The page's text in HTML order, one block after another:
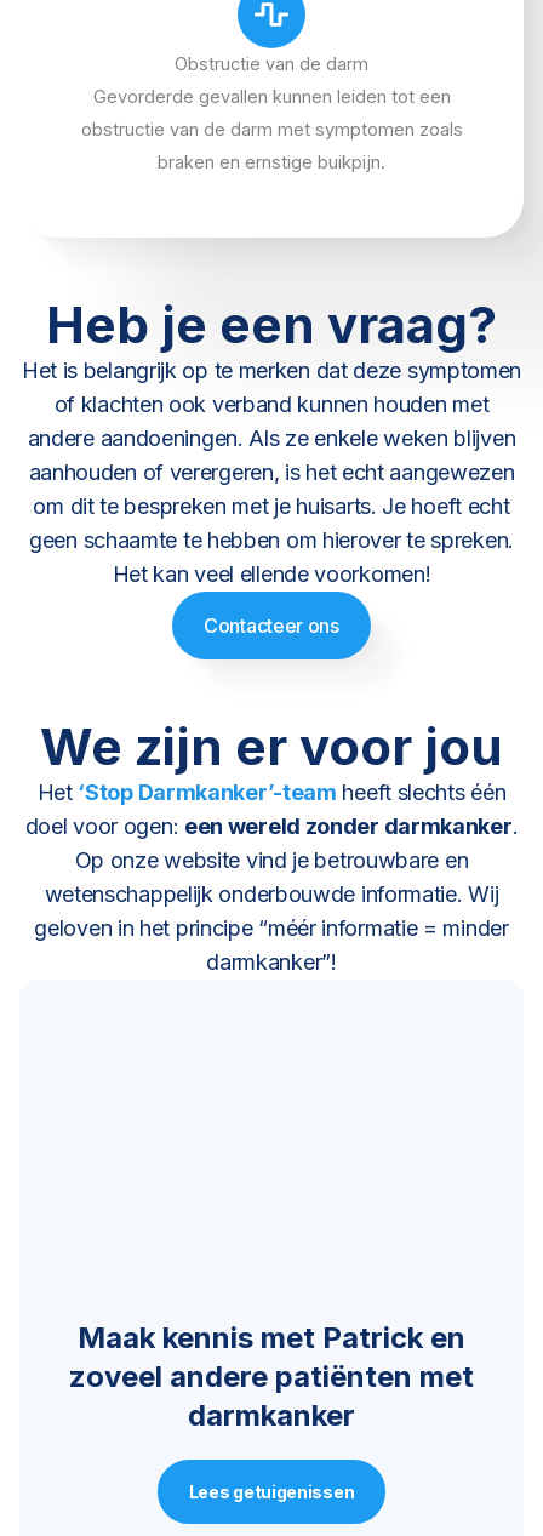
Obstructie van de darm
Gevorderde gevallen kunnen leiden tot een
obstructie van de darm met symptomen zoals
braken en ernstige buikpijn.
Heb je een vraag?
Het is belangrijk op te merken dat deze symptomen
of klachten ook verband kunnen houden met
andere aandoeningen. Als ze enkele weken blijven
aanhouden of verergeren, is het echt aangewezen
om dit te bespreken met je huisarts. Je hoeft echt
geen schaamte te hebben om hierover te spreken.
Het kan veel ellende voorkomen!
Contacteer ons
We zijn er voor jou
Het ‘Stop Darmkanker’-team heeft slechts één
doel voor ogen: een wereld zonder darmkanker.
Op onze website vind je betrouwbare en
wetenschappelijk onderbouwde informatie. Wij
geloven in het principe “méér informatie = minder
darmkanker”!
Maak kennis met Patrick en
zoveel andere patiënten met
darmkanker
Lees getuigenissen